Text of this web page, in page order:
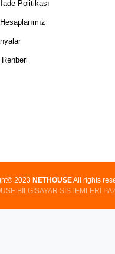
Politikası
2023 NETHOUSEAll rights
BİLGİSAYAR SİSTEMLERİ